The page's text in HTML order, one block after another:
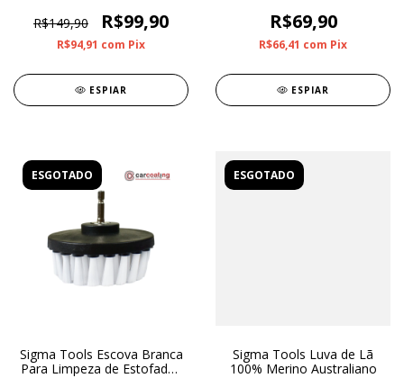
R$149,90
R$99,90
R$94,91 com Pix
ESPIAR
7 Unidades
R$69,90
R$66,41 com Pix
ESPIAR
ESGOTADO
Sigma Tools Escova Branca
Para Limpeza de Estofados
ESGOTADO
Sigma Tools Luva de Lã
100% Merino Australiano